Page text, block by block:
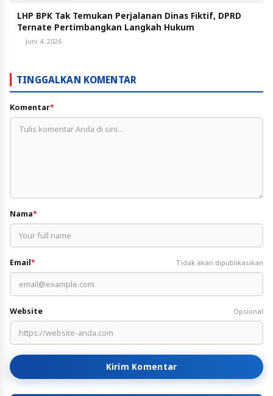
LHP BPK Tak Temukan Perjalanan Dinas Fiktif, DPRD
Ternate Pertimbangkan Langkah Hukum
Juni 4, 2026
TINGGALKAN KOMENTAR
Komentar*
Nama*
Email* Tidak akan dipublikasikan
Website Opsional
Kirim Komentar